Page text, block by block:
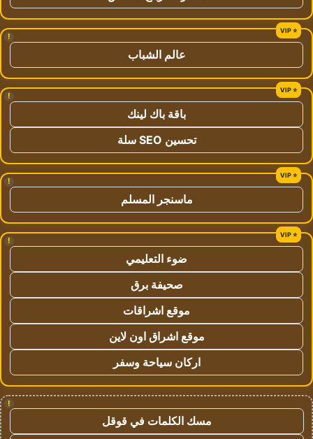
!
عالم الشباب
!
باقة باك لينك
تحسين SEO سلة
!
ماسنجر المسلم
!
ضوء التعليمي
صحيفة برق
موقع اشراقات
موقع اشراق اون لاين
اركان سياحة وسفر
!
مسك الكلمات في قوقل